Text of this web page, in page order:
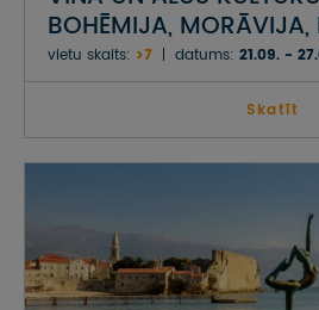
BOHĒMIJA, MORĀVIJA,
vietu skaits: >7 datums: 21.09. -
Skatīt